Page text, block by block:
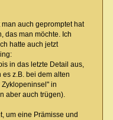
auch gepromptet hat
das man möchte. Ich
hatte auch jetzt
in das letzte Detail aus,
z.B. bei dem alten
in
aber auch trügen).
um eine Prämisse und